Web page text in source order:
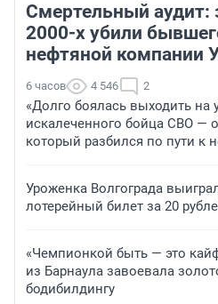
Смертельный аудит:
2000-х убили
нефтяной компании
6 часов 4 546 2
«Долго боялась выходить на
искалеченного бойца СВО —
который разбился по пути к
Уроженка Волгограда
лотерейный билет за 20
«Чемпионкой быть — это
из Барнаула завоевала
бодибилдингу